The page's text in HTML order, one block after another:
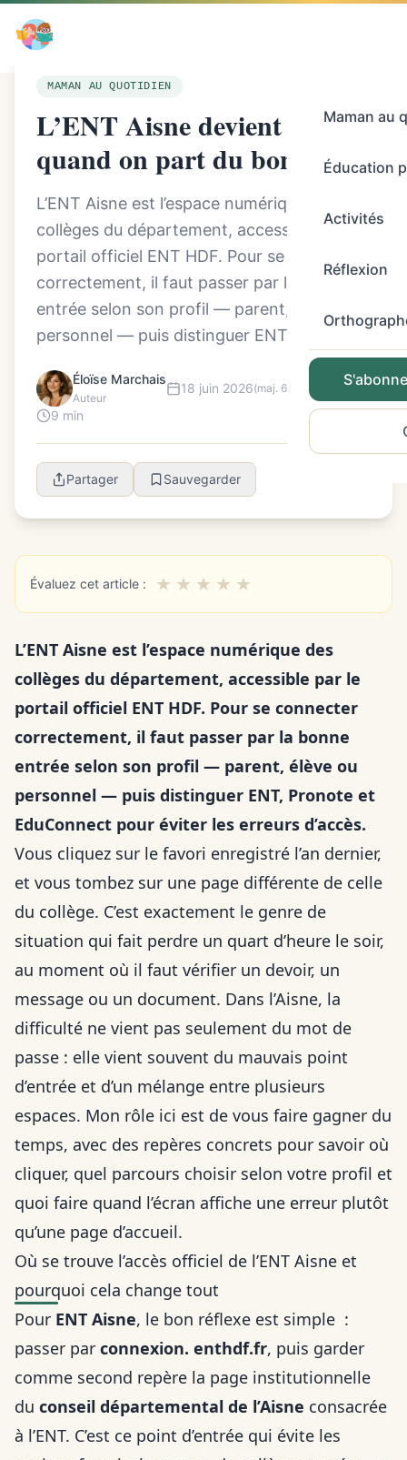
Maman au
Éducation
Activités
Réflexion
Accueil
MAMAN AU QUOTIDIEN
L’ENT Aisne devient simple
quand on part du bon accès
L’ENT Aisne est l’espace numérique des
collèges du département, accessible par le
portail officiel ENT HDF. Pour se connecter
correctement, il faut passer par la bonne
entrée selon son profil — parent, élève ou
personnel — puis distinguer ENT, Pronot...
Éloïse Marchais
Auteur
18 juin 2026(maj. 6 août 2026)
9 min
Partager Sauvegarder
Évaluez cet article : ★ ★ ★ ★ ★
L’ENT Aisne est l’espace numérique des
collèges du département, accessible par le
portail officiel ENT HDF. Pour se connecter
correctement, il faut passer par la bonne
entrée selon son profil — parent, élève ou
personnel — puis distinguer ENT, Pronote et
EduConnect pour éviter les erreurs d’accès.
Vous cliquez sur le favori enregistré l’an dernier,
et vous tombez sur une page différente de celle
du collège. C’est exactement le genre de
situation qui fait perdre un quart d’heure le soir,
au moment où il faut vérifier un devoir, un
message ou un document. Dans l’Aisne, la
difficulté ne vient pas seulement du mot de
passe : elle vient souvent du mauvais point
d’entrée et d’un mélange entre plusieurs
espaces. Mon rôle ici est de vous faire gagner du
temps, avec des repères concrets pour savoir où
cliquer, quel parcours choisir selon votre profil et
quoi faire quand l’écran affiche une erreur plutôt
qu’une page d’accueil.
Où se trouve l’accès officiel de l’ENT Aisne et
pourquoi cela change tout
Pour ENT Aisne, le bon réflexe est simple :
passer par connexion. enthdf.fr, puis garder
comme second repère la page institutionnelle
du conseil départemental de l’Aisne consacrée
à l’ENT. C’est ce point d’entrée qui évite les